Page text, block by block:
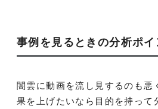
事例を見るときの分析ポイ
闇雲に動画を流し見するのも悪
果を上げたいなら目的を持って